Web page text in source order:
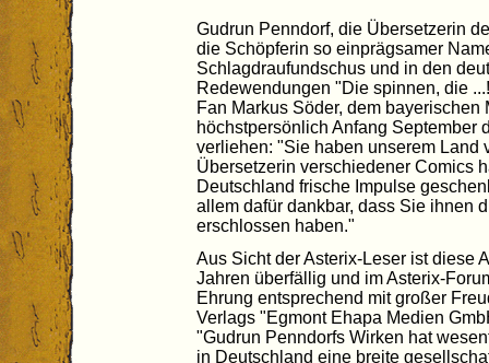
Gudrun Penndorf, die Übersetzerin
die Schöpferin so einprägsamer
Schlagdraufundschus und in den
Redewendungen "Die spinnen, die
Fan Markus Söder, dem bayerischen
höchstpersönlich Anfang September
verliehen: "Sie haben unserem Land
Übersetzerin verschiedener Comics
Deutschland frische Impulse
allem dafür dankbar, dass Sie ihnen
erschlossen haben."
Aus Sicht der Asterix-Leser ist diese
Jahren überfällig und im Asterix-
Ehrung entsprechend mit großer
Verlags "Egmont Ehapa Medien
"Gudrun Penndorfs Wirken hat
in Deutschland eine breite